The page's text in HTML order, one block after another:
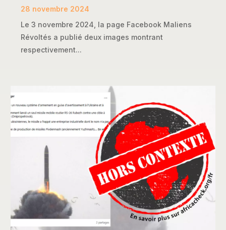
28 novembre 2024
Le 3 novembre 2024, la page Facebook Maliens
Révoltés a publié deux images montrant
respectivement...